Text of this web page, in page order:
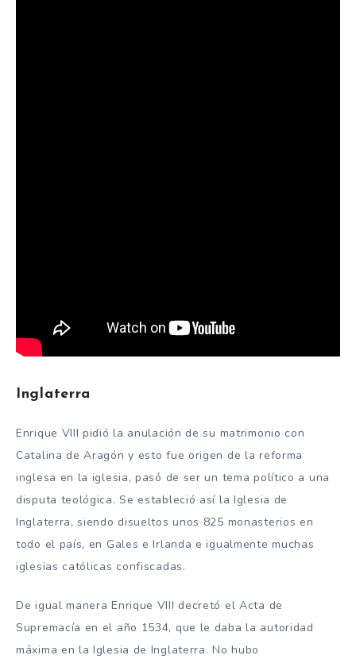
Inglaterra
Enrique VIII pidió la anulación de su matrimonio con
Catalina de Aragón y esto fue origen de la reforma
inglesa en la iglesia, pasó de ser un tema político a una
disputa teológica. Se estableció así la Iglesia de
Inglaterra, siendo disueltos unos 825 monasterios en
todo el país, en Gales e Irlanda e igualmente muchas
iglesias católicas confiscadas.
De igual manera Enrique VIII decretó el Acta de
Supremacía en el año 1534, que le daba la autoridad
máxima en la Iglesia de Inglaterra. No hubo